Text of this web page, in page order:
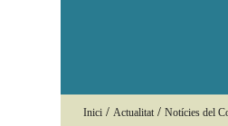
Inici / Actualitat / Notícies del